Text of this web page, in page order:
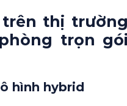
thị
trọn
hình hybrid